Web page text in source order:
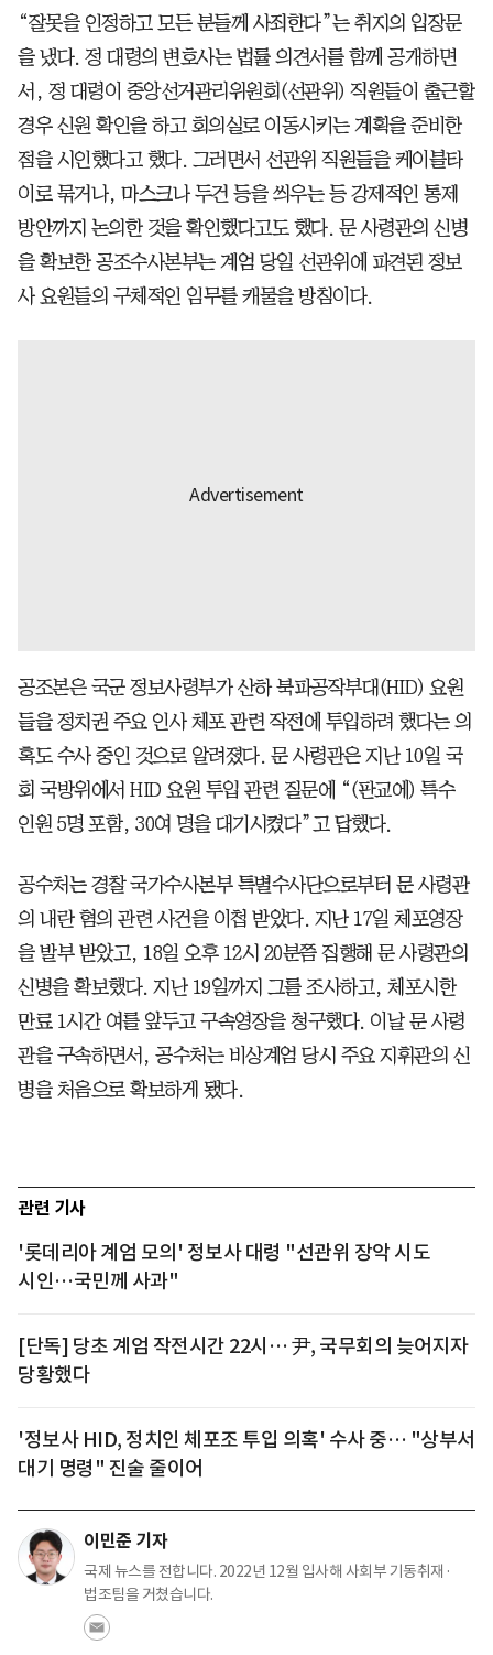
“잘못을 인정하고 모든 분들께 사죄한다”는 취지의 입장문
을 냈다. 정 대령의 변호사는 법률 의견서를 함께 공개하면
서, 정 대령이 중앙선거관리위원회(선관위) 직원들이 출근할
경우 신원 확인을 하고 회의실로 이동시키는 계획을 준비한
점을 시인했다고 했다. 그러면서 선관위 직원들을 케이블타
이로 묶거나, 마스크나 두건 등을 씌우는 등 강제적인 통제
방안까지 논의한 것을 확인했다고도 했다. 문 사령관의 신병
을 확보한 공조수사본부는 계엄 당일 선관위에 파견된 정보
사 요원들의 구체적인 임무를 캐물을 방침이다.
공조본은 국군 정보사령부가 산하 북파공작부대(HID) 요원
들을 정치권 주요 인사 체포 관련 작전에 투입하려 했다는 의
혹도 수사 중인 것으로 알려졌다. 문 사령관은 지난 10일 국
회 국방위에서 HID 요원 투입 관련 질문에 “(판교에) 특수
인원 5명 포함, 30여 명을 대기시켰다”고 답했다.
공수처는 경찰 국가수사본부 특별수사단으로부터 문 사령관
의 내란 혐의 관련 사건을 이첩 받았다. 지난 17일 체포영장
을 발부 받았고, 18일 오후 12시 20분쯤 집행해 문 사령관의
신병을 확보했다. 지난 19일까지 그를 조사하고, 체포시한
만료 1시간 여를 앞두고 구속영장을 청구했다. 이날 문 사령
관을 구속하면서, 공수처는 비상계엄 당시 주요 지휘관의 신
병을 처음으로 확보하게 됐다.
관련 기사
'롯데리아 계엄 모의' 정보사 대령 "선관위 장악 시도
시인…국민께 사과"
[단독] 당초 계엄 작전시간 22시… 尹, 국무회의 늦어지자
당황했다
'정보사 HID, 정치인 체포조 투입 의혹' 수사 중… "상부서
대기 명령" 진술 줄이어
이민준 기자
국제 뉴스를 전합니다. 2022년 12월 입사해 사회부 기동취재·
법조팀을 거쳤습니다.